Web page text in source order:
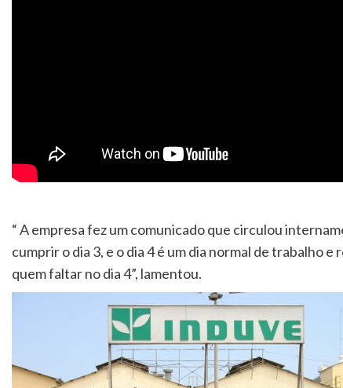
“ A empresa fez um comunicado que circulou
cumprir o dia 3, e o dia 4 é um dia normal de trabalho
quem faltar no dia 4”, lamentou.